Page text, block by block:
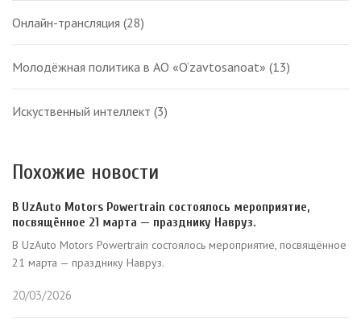
Онлайн-трансляция (28)
Молодёжная политика в АО «O‘zavtosanoat» (13)
Искуственный интеллект (3)
Похожие новости
В UzAuto Motors Powertrain состоялось мероприятие,
посвящённое 21 марта — празднику Навруз.
В UzAuto Motors Powertrain состоялось мероприятие, посвящённое
21 марта — празднику Навруз.
20/03/2026